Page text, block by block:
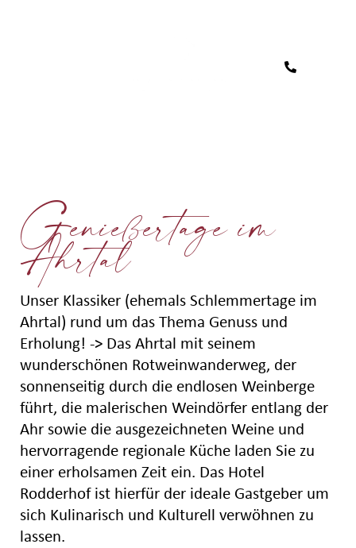
Genießertage im
Ahrtal
Unser Klassiker (ehemals Schlemmertage im
Ahrtal) rund um das Thema Genuss und
Erholung! -> Das Ahrtal mit seinem
wunderschönen Rotweinwanderweg, der
sonnenseitig durch die endlosen Weinberge
führt, die malerischen Weindörfer entlang der
Ahr sowie die ausgezeichneten Weine und
hervorragende regionale Küche laden Sie zu
einer erholsamen Zeit ein. Das Hotel
Rodderhof ist hierfür der ideale Gastgeber um
sich Kulinarisch und Kulturell verwöhnen zu
lassen.